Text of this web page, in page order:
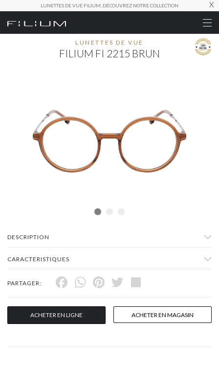
LUNETTES DE VUE FILIUM, DÉCOUVREZ NOTRE COLLECTION X
LUNETTES DE VUE
FILIUM FI 2215 BRUN
DESCRIPTION
CARACTERISTIQUES
PARTAGER: Facebook
WhatsApp
Pinterest
Twitter
ACHETER EN LIGNE ACHETER EN MAGASIN